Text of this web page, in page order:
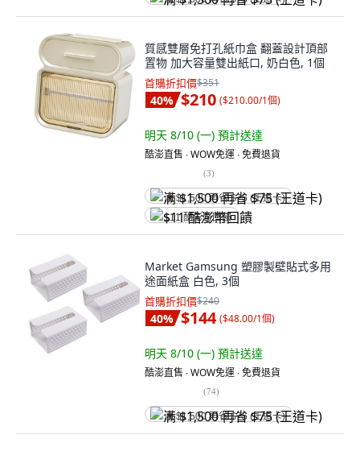
質感雙層免打孔紙巾盒 翻蓋設計頂部
置物 加大容量雙出紙口, 奶白色, 1個
首購折扣價$351
40% $210 ($210.00/1個)
明天 8/10 (一) 預計送達
酷澎直售 ∙ WOW免運 ∙ 免費退貨
(3)
满 $1,500 再省 $75 (王道卡)
$11 酷澎幣回饋
Market Gamsung 塑膠製壁貼式多用
途面紙盒 白色, 3個
首購折扣價$240
40% $144 ($48.00/1個)
明天 8/10 (一) 預計送達
酷澎直售 ∙ WOW免運 ∙ 免費退貨
(74)
满 $1,500 再省 $75 (王道卡)